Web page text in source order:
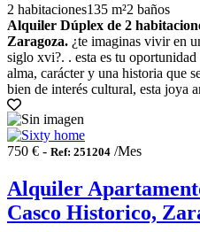
2 habitaciones135 m²2 baños
Alquiler Dúplex de 2
Zaragoza. ¿te imaginas vivir en
siglo xvi?. . esta es tu
alma, carácter y una historia que
bien de interés cultural, esta joya
750 € - Ref: 251204 /Mes
Alquiler
Casco Historico,